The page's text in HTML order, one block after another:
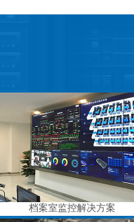
档案室监控解决方案